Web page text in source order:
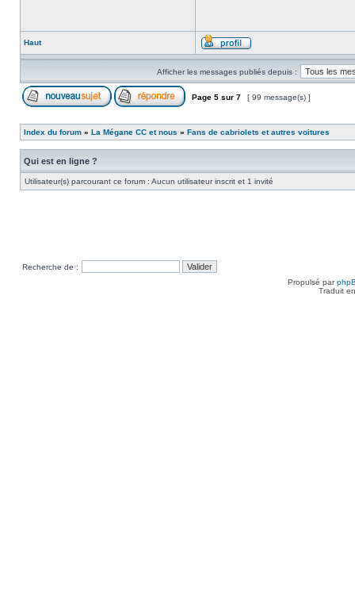
Haut
Afficher les messages publiés depuis :
Page 5 sur 7 [ 99 message(s) ]
Index du forum » La Mégane CC et nous » Fans de cabriolets et autres voitures
Qui est en ligne ?
Utilisateur(s) parcourant ce forum : Aucun utilisateur inscrit et 1 invité
Recherche de :
Propulsé par
Traduit